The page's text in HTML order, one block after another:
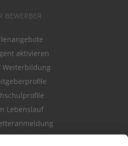
BEWERBER
aktivieren
Weiterbildung
Lebenslauf
den Stellenkatalog